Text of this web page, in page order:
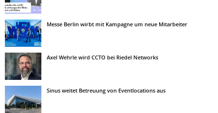
Messe Berlin wirbt mit Kampagne um neue Mitarbeiter
Axel Wehrle wird CCTO bei Riedel Networks
Sinus weitet Betreuung von Eventlocations aus